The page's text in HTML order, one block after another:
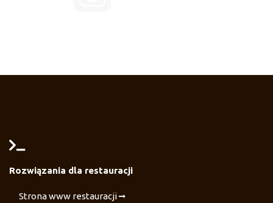
Rozwiązania dla restauracji
Strona www restauracji